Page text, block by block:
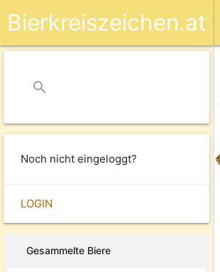
Bierkreiszeichen.at
search
Noch nicht eingeloggt?
LOGIN
Gesammelte Biere